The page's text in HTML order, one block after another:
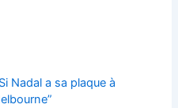
Nadal a sa plaque à